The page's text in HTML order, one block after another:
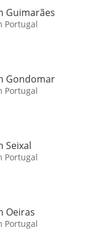
Guimarães
Portugal
Gondomar
Portugal
Seixal
Portugal
Oeiras
Portugal